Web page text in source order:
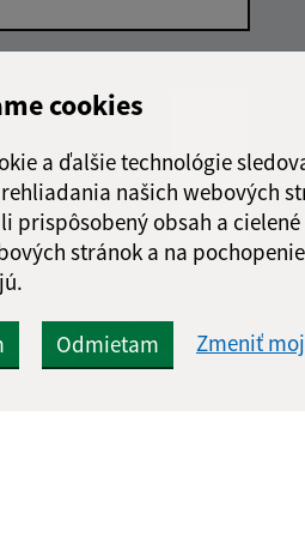
cookies
a ďalšie technológie
našich webových
prispôsobený obsah a
stránok a na
Odmietam Zmeniť
správu